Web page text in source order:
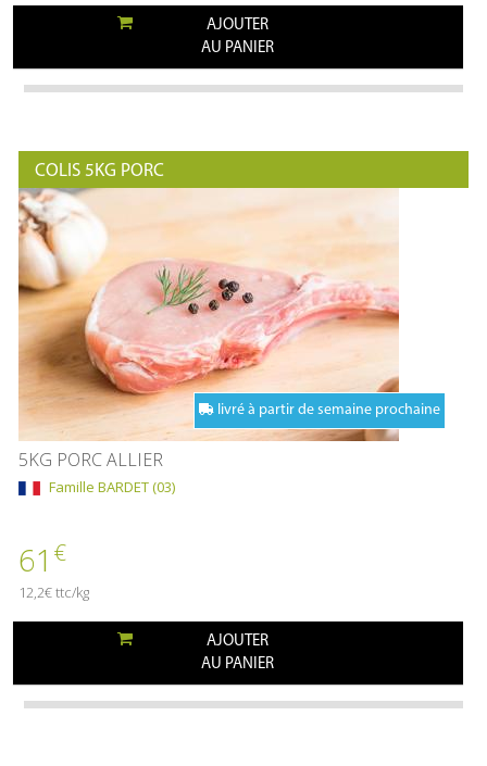
AJOUTER
AU PANIER
COLIS 5KG PORC
livré à partir de semaine prochaine
5KG PORC ALLIER
Famille BARDET (03)
61 €
12,2€ ttc/kg
AJOUTER
AU PANIER